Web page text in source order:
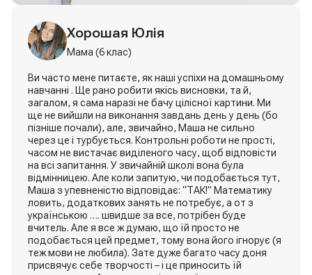
Жанна Косенко
Ярченко Руслана
Мама (11 клас)
Хорошая Юлія
Мама (6 клас)
Ви часто мене питаєте, як наші успіхи на домашньому
навчанні . Ще рано робити якісь висновки, та й,
загалом, я сама наразі не бачу цілісної картини. Ми
ще не вийшли на виконання завдань день у день (бо
пізніше почали), але, звичайно, Маша не сильно
через це і турбується. Контрольні роботи не прості,
часом не вистачає виділеного часу, щоб відповісти
на всі запитання. У звичайній школі вона була
відмінницею. Але коли запитую, чи подобається тут,
Маша з упевненістю відповідає: “ТАК!” Математику
ловить, додаткових занять не потребує, а от з
українською …. швидше за все, потрібен буде
вчитель. Але я все ж думаю, що їй просто не
подобається цей предмет, тому вона його ігнорує (я
теж мови не любила). Зате дуже багато часу доня
присвячує себе творчості – і це приносить їй